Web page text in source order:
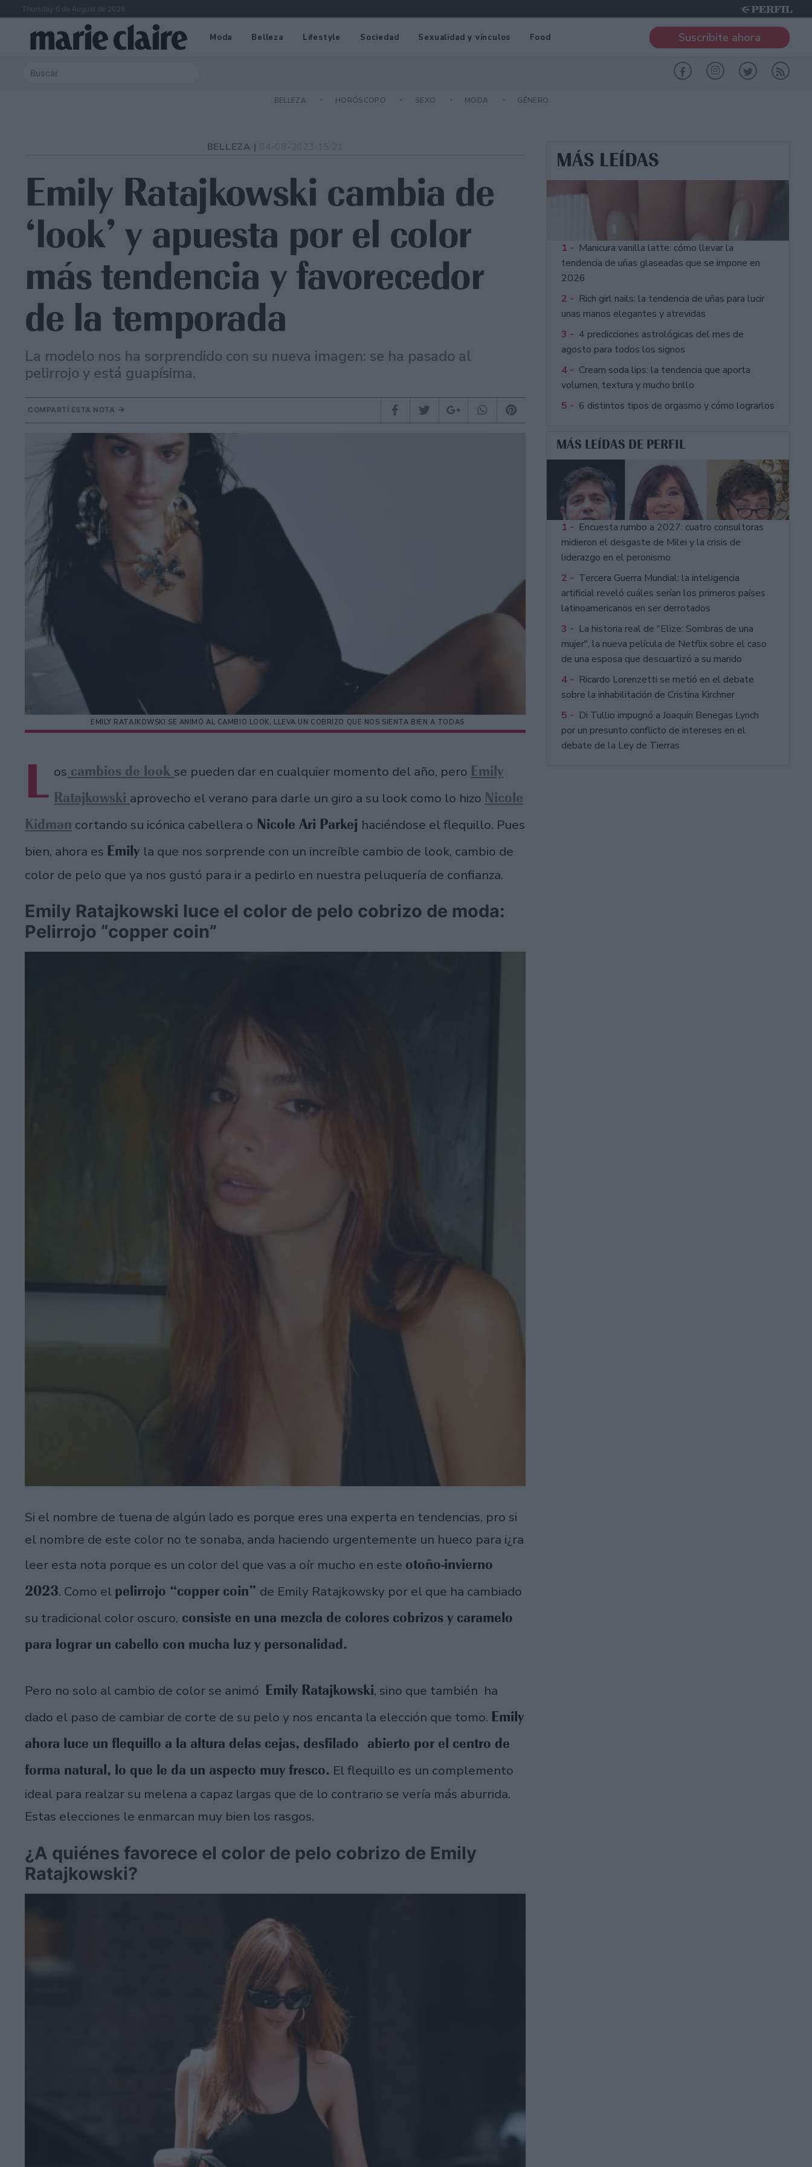
Thursday 6 de August de 2026
Moda Belleza Lifestyle Sociedad Sexualidad y vínculos Food Suscribite ahora
BELLEZA HORÓSCOPO SEXO MODA GÉNERO
BELLEZA |
Emily Ratajkowski cambia de
‘look’ y apuesta por el color
más tendencia y favorecedor
de la temporada
La modelo nos ha sorprendido con su nueva imagen: se ha pasado al
pelirrojo y está guapísima.
COMPARTÍ ESTA NOTA
EMILY RATAJKOWSKI SE ANIMÓ AL CAMBIO LOOK, LLEVA UN COBRIZO QUE NOS SIENTA BIEN A TODAS
L os cambios de look se pueden dar en cualquier momento del año, pero Emily
Ratajkowski aprovecho el verano para darle un giro a su look como lo hizo Nicole
Kidman cortando su icónica cabellera o Nicole Ari Parkej haciéndose el flequillo. Pues
bien, ahora es Emily la que nos sorprende con un increíble cambio de look, cambio de
color de pelo que ya nos gustó para ir a pedirlo en nuestra peluquería de confianza.
Emily Ratajkowski luce el color de pelo cobrizo de moda:
Pelirrojo “copper coin”
Si el nombre de tuena de algún lado es porque eres una experta en tendencias, pro si
el nombre de este color no te sonaba, anda haciendo urgentemente un hueco para i¿ra
leer esta nota porque es un color del que vas a oír mucho en este otoño-invierno
2023. Como el pelirrojo “copper coin” de Emily Ratajkowsky por el que ha cambiado
su tradicional color oscuro, consiste en una mezcla de colores cobrizos y caramelo
para lograr un cabello con mucha luz y personalidad.
Pero no solo al cambio de color se animó Emily Ratajkowski, sino que también ha
dado el paso de cambiar de corte de su pelo y nos encanta la elección que tomo. Emily
ahora luce un flequillo a la altura delas cejas, desfilado abierto por el centro de
forma natural, lo que le da un aspecto muy fresco. El flequillo es un complemento
ideal para realzar su melena a capaz largas que de lo contrario se vería más aburrida.
Estas elecciones le enmarcan muy bien los rasgos.
¿A quiénes favorece el color de pelo cobrizo de Emily
Ratajkowski?
MÁS LEÍDAS
1 - Manicura vanilla latte: cómo llevar la
tendencia de uñas glaseadas que se impone en
2026
2 - Rich girl nails: la tendencia de uñas para lucir
unas manos elegantes y atrevidas
3 - 4 predicciones astrológicas del mes de
agosto para todos los signos
4 - Cream soda lips: la tendencia que aporta
volumen, textura y mucho brillo
5 - 6 distintos tipos de orgasmo y cómo lograrlos
MÁS LEÍDAS DE PERFIL
1 - Encuesta rumbo a 2027: cuatro consultoras
midieron el desgaste de Milei y la crisis de
liderazgo en el peronismo
2 - Tercera Guerra Mundial: la inteligencia
artificial reveló cuáles serían los primeros países
latinoamericanos en ser derrotados
3 - La historia real de "Elize: Sombras de una
mujer", la nueva película de Netflix sobre el caso
de una esposa que descuartizó a su marido
4 - Ricardo Lorenzetti se metió en el debate
sobre la inhabilitación de Cristina Kirchner
5 - Di Tullio impugnó a Joaquín Benegas Lynch
por un presunto conflicto de intereses en el
debate de la Ley de Tierras